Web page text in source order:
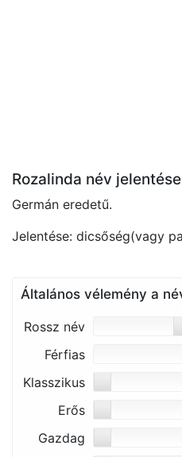
Rozalinda név jelentése
Germán eredetű.
Jelentése: dicsőség(vagy
Általános vélemény a
Rossz név
Férfias
Klasszikus
Erős
Gazdag